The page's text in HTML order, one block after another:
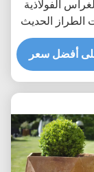
الفولاذية
الطراز الحديث
للديكور الخارجي بارتفاع 80
سمأفضل سعر